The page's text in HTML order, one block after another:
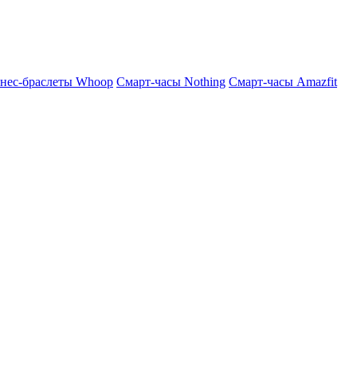
браслеты Whoop Смарт-часы Nothing Смарт-часы Amazfit